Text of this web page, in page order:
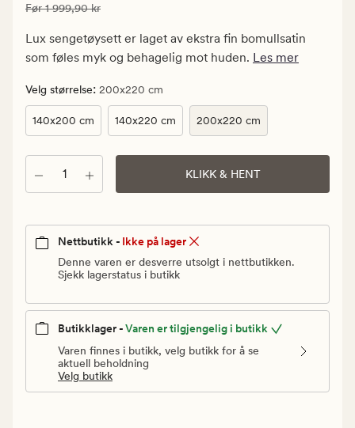
999,95
kr.
Vanlig
1
999,90
kr
Vanlig pris 1 999,90 kr
Før1 999,90 kr
Lux sengetøysett er laget av ekstra fin bomullsatin
som føles myk og behagelig mot huden. Les mer
Velg størrelse: 200x220 cm
140x200 cm 140x220 cm 200x220 cm
Antall KLIKK & HENT
Nettbutikk - Ikke på lager
Denne varen er desverre utsolgt i nettbutikken.
Sjekk lagerstatus i butikk
Butikklager -Varen er tilgjengelig i butikk
Varen finnes i butikk, velg butikk for å se
aktuell beholdning
Velg butikk